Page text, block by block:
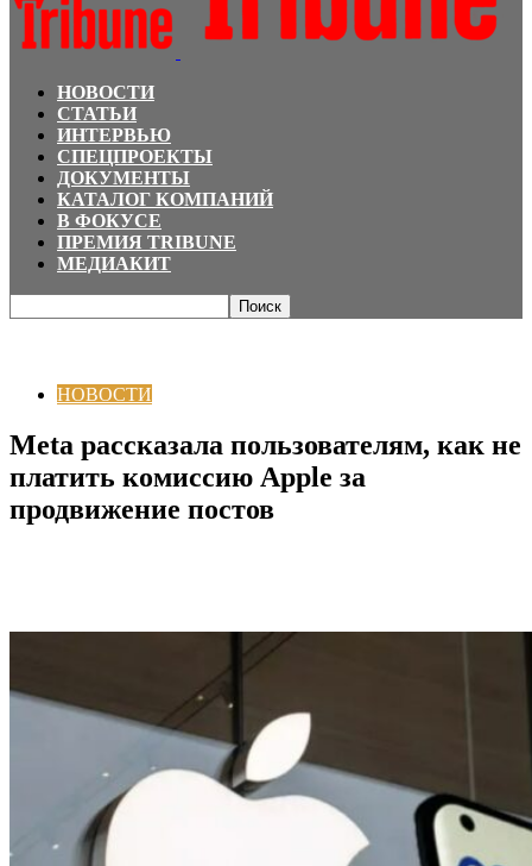
НОВОСТИ
СТАТЬИ
ИНТЕРВЬЮ
СПЕЦПРОЕКТЫ
ДОКУМЕНТЫ
КАТАЛОГ КОМПАНИЙ
В ФОКУСЕ
ПРЕМИЯ TRIBUNE
МЕДИАКИТ
НОВОСТИ
Meta рассказала пользователям, как не
платить комиссию Apple за
продвижение постов